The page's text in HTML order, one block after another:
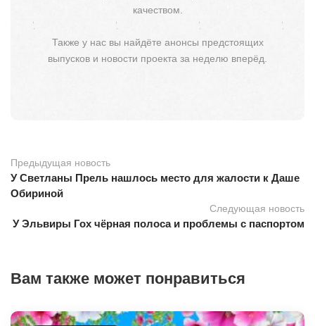
качеством.
Также у нас вы найдёте анонсы предстоящих
выпусков и новости проекта за неделю вперёд.
Предыдущая новость
У Светланы Прель нашлось место для жалости к Даше
Обириной
Следующая новость
У Эльвиры Гох чёрная полоса и проблемы с паспортом
Вам также может понравиться